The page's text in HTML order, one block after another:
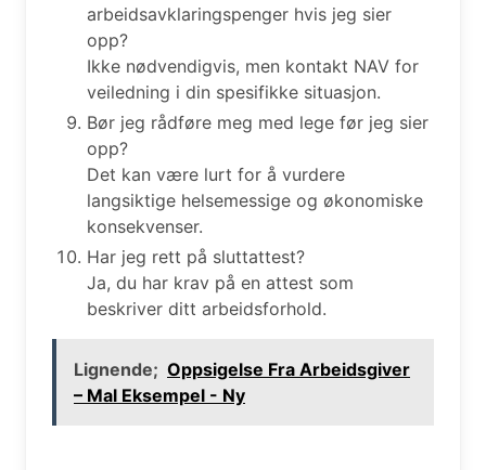
arbeidsavklaringspenger hvis jeg sier
opp?
Ikke nødvendigvis, men kontakt NAV for
veiledning i din spesifikke situasjon.
Bør jeg rådføre meg med lege før jeg sier
opp?
Det kan være lurt for å vurdere
langsiktige helsemessige og økonomiske
konsekvenser.
Har jeg rett på sluttattest?
Ja, du har krav på en attest som
beskriver ditt arbeidsforhold.
Lignende; Oppsigelse Fra Arbeidsgiver
– Mal Eksempel - Ny